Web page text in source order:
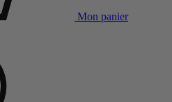
Mon panier